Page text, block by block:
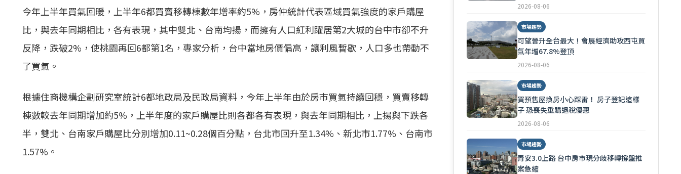
今年上半年買氣回暖，上半年6都買賣移轉棟數年增率約5%，房仲統計代表區域買氣強度的家戶購屋
比，與去年同期相比，各有表現，其中雙北、台南均揚，而擁有人口紅利躍居第2大城的台中市卻不升
反降，跌破2%，使桃園再回6都第1名，專家分析，台中當地房價偏高，讓利風暫歇，人口多也帶動不
了買氣。
根據住商機構企劃研究室統計6都地政局及民政局資料，今年上半年由於房市買氣持續回穩，買賣移轉
棟數較去年同期增加約5%，上半年度的家戶購屋比則各都各有表現，與去年同期相比，上揚與下跌各
半，雙北、台南家戶購屋比分別增加0.11~0.28個百分點，台北市回升至1.34%、新北市1.77%、台南市
1.57%。
2026-08-06
市場趨勢
可望晉升全台最大！會展經濟助攻西屯買
氣年增67.8%登頂
2026-08-06
市場趨勢
買預售屋換房小心踩雷！ 房子登記這樣
子 恐喪失重購退稅優惠
2026-08-06
市場趨勢
青安3.0上路 台中房市現分歧移轉撐盤推
案急縮